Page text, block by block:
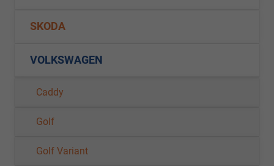
SKODA
VOLKSWAGEN
Caddy
Golf
Golf Variant